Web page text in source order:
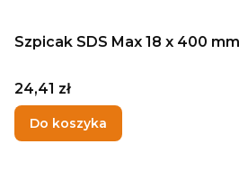
Szpicak SDS Max 18 x 400
Cena
24,41 zł
Do koszyka